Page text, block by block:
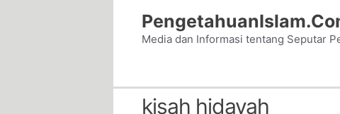
Media dan Informasi tentang Seputar
kisah hidayah